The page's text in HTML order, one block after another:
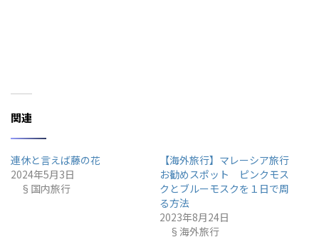
関連
連休と言えば藤の花
2024年5月3日
§国内旅行
【海外旅行】マレーシア旅行
お勧めスポット ピンクモス
クとブルーモスクを１日で周
る方法
2023年8月24日
§海外旅行